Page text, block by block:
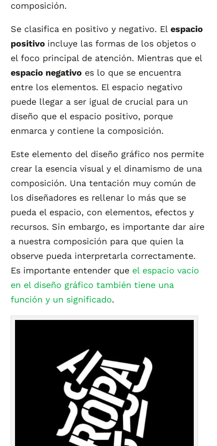
composición.
Se clasifica en positivo y negativo. El espacio
positivo incluye las formas de los objetos o
el foco principal de atención. Mientras que el
espacio negativo es lo que se encuentra
entre los elementos. El espacio negativo
puede llegar a ser igual de crucial para un
diseño que el espacio positivo, porque
enmarca y contiene la composición.
Este elemento del diseño gráfico nos permite
crear la esencia visual y el dinamismo de una
composición. Una tentación muy común de
los diseñadores es rellenar lo más que se
pueda el espacio, con elementos, efectos y
recursos. Sin embargo, es importante dar aire
a nuestra composición para que quien la
observe pueda interpretarla correctamente.
Es importante entender que el espacio vacío
en el diseño gráfico también tiene una
función y un significado.